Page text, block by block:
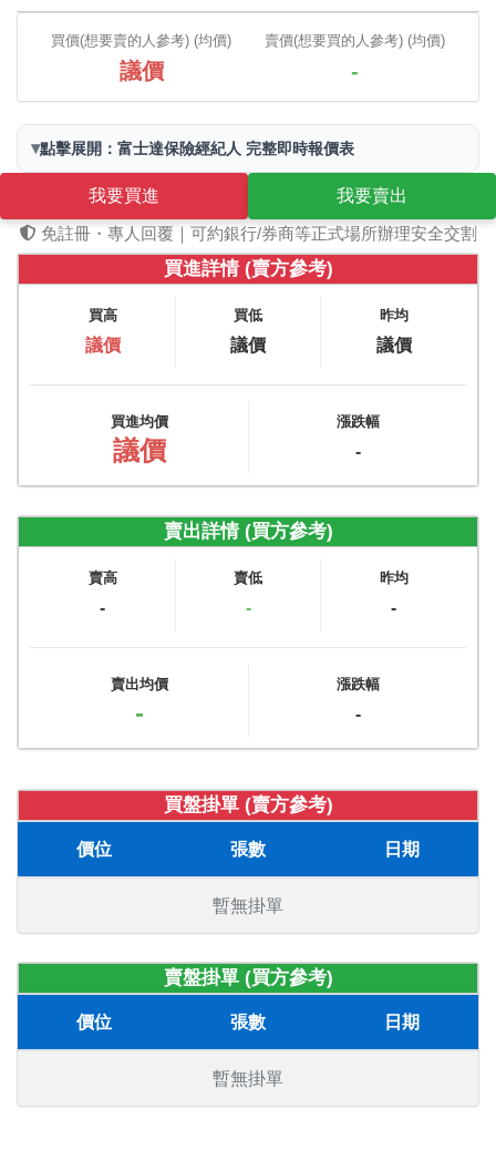
買價(想要賣的人參考) (均價)
議價
賣價(想要買的人參考) (均價)
-
▾點擊展開：富士達保險經紀人 完整即時報價表
我要買進
我要賣出
免註冊・專人回覆｜可約銀行/券商等正式場所辦理安全交割
買進詳情 (賣方參考)
買高
議價
買低
議價
昨均
議價
買進均價
議價
漲跌幅
-
賣出詳情 (買方參考)
賣高
-
賣低
-
昨均
-
賣出均價
-
漲跌幅
-
買盤掛單 (賣方參考)
價位 張數 日期
暫無掛單
賣盤掛單 (買方參考)
價位 張數 日期
暫無掛單